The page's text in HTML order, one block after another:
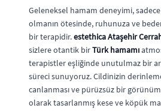
Geleneksel hamam deneyimi,
olmanın ötesinde, ruhunuza ve
bir terapidir.estethica Ataşehir
sizlere otantik birTürk hamamı
terapistler eşliğinde unutulmaz bir
süreci sunuyoruz. Cildinizin
canlanması ve pürüzsüz bir
olarak tasarlanmış kese ve köpük